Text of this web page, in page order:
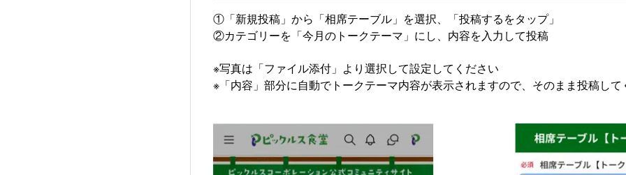
①「新規投稿」から「相席テーブル」を選択、「投稿するをタップ」
②カテゴリーを「今月のトークテーマ」にし、内容を入力して投稿
※写真は「ファイル添付」より選択して設定してください
※「内容」部分に自動でトークテーマ内容が表示されますので、そのまま投稿して